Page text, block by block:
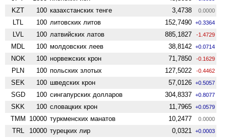
KZT 100 казахстанских тенге 3,4738 0.0000
LTL 100 литовских литов 152,7490 +0.3364
LVL 100 латвийских латов 885,1827 -1.4729
MDL 100 молдовских леев 38,8142 +0.0714
NOK 100 норвежских крон 71,7850 -0.1629
PLN 100 польских злотых 127,5022 -0.4462
SEK 100 шведских крон 57,0126 +0.5057
SGD 100 сингапурских долларов 304,8337 +0.8077
SKK 100 словацких крон 11,7965 +0.0579
TMM 10000 туркменских манатов 10,2477 0.0000
TRL 10000 турецких лир 0,0321 +0.0003